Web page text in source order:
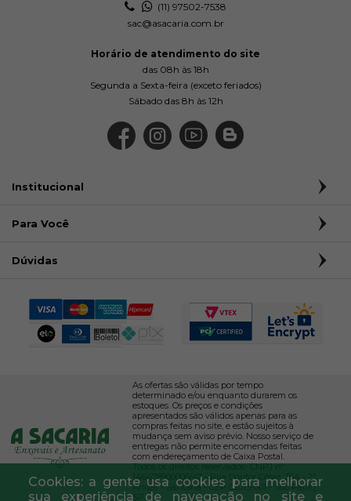
Cookies: a gente usa cookies para melhorar
sua experiência de navegação no site e
(11) 97502-7538
sac@asacaria.com.br
Horário de atendimento do site
das 08h às 18h
Segunda a Sexta-feira (exceto feriados)
Sábado das 8h às 12h
Institucional
Para Você
Dúvidas
As ofertas são válidas por tempo
determinado e/ou enquanto durarem os
estoques. Os preços e condições
apresentados são válidos apenas para as
compras feitas no site, e estão sujeitos à
mudança sem aviso prévio. Nosso serviço de
entregas não permite encomendas feitas
com endereçamento de Caixa Postal.
Todos os direitos reservados- CNPJ nº
146478900006/47 - Rua Doutor César, 364 - 2º
Andar - Santana - CEP 02013-001 - São Paulo,
SP.